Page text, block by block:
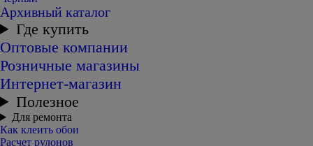
Архивный каталог
Где купить
Оптовые компании
Розничные магазины
Интернет-магазин
Полезное
Для ремонта
Как клеить обои
Расчет рулонов